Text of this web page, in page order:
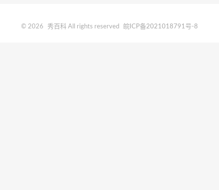
© 2026 秀百科 All rights reserved 皖ICP备2021018791号-8